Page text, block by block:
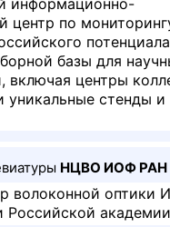
информационно-
центр по
базы для
включая центры
уникальные стенды и
НЦВО ИОФ РАН
волоконной оптики